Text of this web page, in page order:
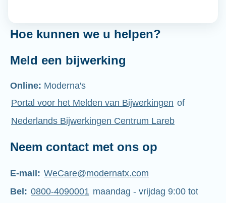
Hoe kunnen we u helpen?
Meld een bijwerking
Online: Moderna's
Portal voor het Melden van Bijwerkingen of
Nederlands Bijwerkingen Centrum Lareb
Neem contact met ons op
E-mail: WeCare@modernatx.com
Bel: 0800-4090001 maandag - vrijdag 9:00 tot